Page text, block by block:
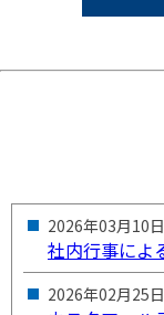
2026年03月10日
社内行事によ
2026年02月25日